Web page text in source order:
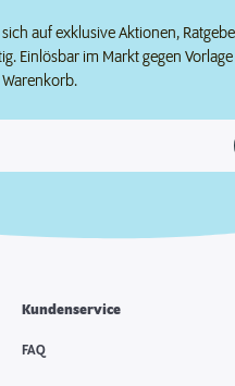
auf exklusive Aktionen,
Einlösbar im Markt gegen
Kundenservice
FAQ